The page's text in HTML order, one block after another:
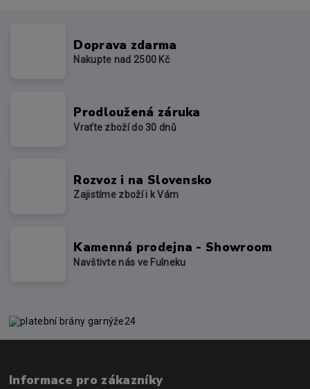
Doprava zdarma
Nakupte nad 2500 Kč
Prodloužená záruka
Vraťte zboží do 30 dnů
Rozvoz i na Slovensko
Zajistíme zboží i k Vám
Kamenná prodejna - Showroom
Navštivte nás ve Fulneku
Informace pro zákazníky